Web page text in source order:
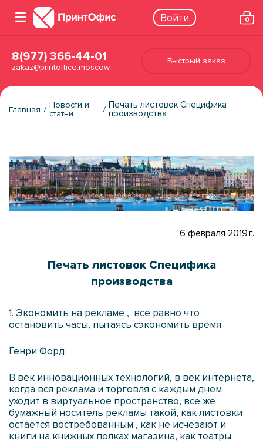
Войти 0
8(977) 366-44-01
zakaz@printoffice.moscow
Быстрый заказ
Главная
Новости и
статьи
Печать листовок Специфика
производства
6 февраля 2019 г.
Печать листовок Специфика
производства
1. Экономить на рекламе , все равно что
остановить часы, пытаясь сэкономить время.
Генри Форд
В век инновационных технологий, в век интернета,
когда вся реклама и торговля с каждым днем
уходит в виртуальное пространство, все же
бумажный носитель рекламы такой, как листовки
остается востребованным , как не исчезают и
книги на книжных полках магазина, как театры.